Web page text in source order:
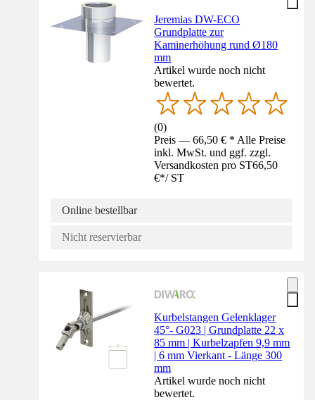
Jeremias DW-ECO
Grundplatte zur
Kaminerhöhung rund Ø180
mm
Artikel wurde noch nicht
bewertet.
(0)
Preis — 66,50 € * Alle Preise
inkl. MwSt. und ggf. zzgl.
Versandkosten pro ST66,50
€*/ ST
Online bestellbar
Nicht reservierbar
Kurbelstangen Gelenklager
45°- G023 | Grundplatte 22 x
85 mm | Kurbelzapfen 9,9 mm
| 6 mm Vierkant - Länge 300
mm
Artikel wurde noch nicht
bewertet.